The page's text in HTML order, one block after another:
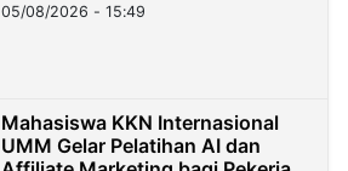
05/08/2026 - 15:49
Mahasiswa KKN Internasional
UMM Gelar Pelatihan AI dan